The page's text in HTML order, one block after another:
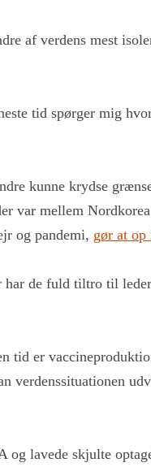
af verdens mest
tid spørger mig
kunne krydse
var mellem
og pandemi, gør at op
de fuld tiltro til
er
verdenssituationen
lavede skjulte